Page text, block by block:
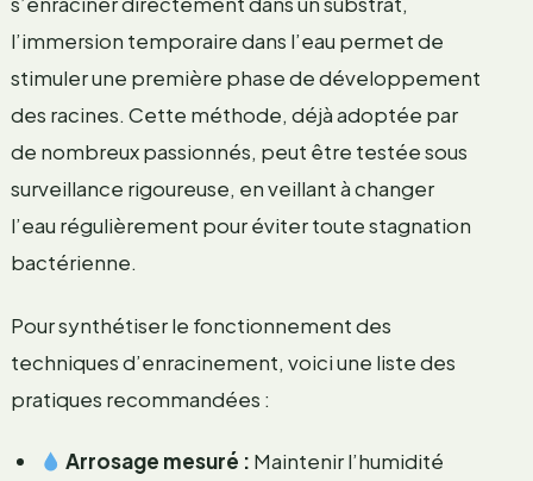
l’immersion temporaire dans l’eau permet de
stimuler une première phase de développement
des racines. Cette méthode, déjà adoptée par
de nombreux passionnés, peut être testée sous
surveillance rigoureuse, en veillant à changer
l’eau régulièrement pour éviter toute stagnation
bactérienne.
Pour synthétiser le fonctionnement des
techniques d’enracinement, voici une liste des
pratiques recommandées :
Arrosage mesuré : Maintenir l’humidité